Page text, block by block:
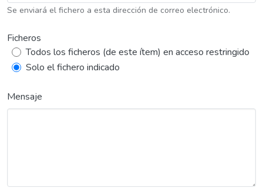
Se enviará el fichero a esta dirección de correo electrónico.
Ficheros
Todos los ficheros (de este ítem) en acceso restringido
Solo el fichero indicado
Mensaje